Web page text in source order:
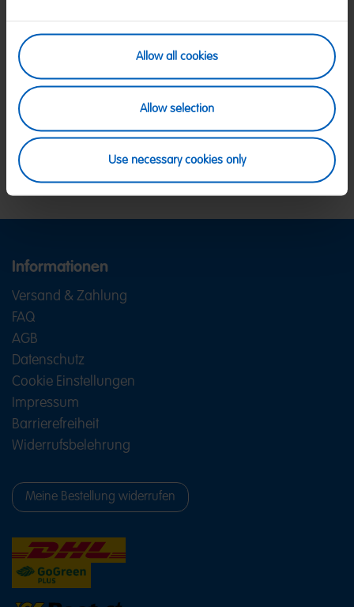
Allow all cookies
Allow selection
Use necessary cookies only
SICHERE ZAHLUNG
PayPal, Klarna Sofortüberweisung, Klarna
KOSTENLOSE LIEFERUNG
Ab 39 € innerhalb Deutschlands
KUNDENSERVICE
Wir sind Mo-Fr von 08-18:00 Uhr für dich da.
Informationen
Versand & Zahlung
FAQ
AGB
Datenschutz
Cookie Einstellungen
Impressum
Barrierefreiheit
Widerrufsbelehrung
Meine Bestellung widerrufen